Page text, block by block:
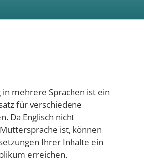
in mehrere Sprachen ist ein
für verschiedene
Da Englisch nicht
ist, können
Ihrer Inhalte ein
erreichen.